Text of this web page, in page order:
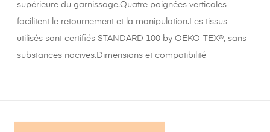
supérieure du garnissage.Quatre poignées verticales
facilitent le retournement et la manipulation.Les tissus
utilisés sont certifiés STANDARD 100 by OEKO-TEX®, sans
substances nocives.Dimensions et compatibilité